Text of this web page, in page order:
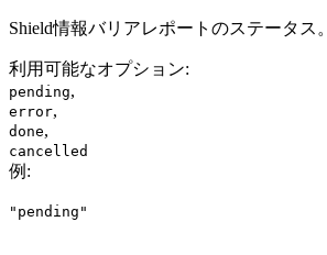
Shield情報バリアレポートのステータス。
利用可能なオプション:
pending,
error,
done,
cancelled
例 :
"pending"